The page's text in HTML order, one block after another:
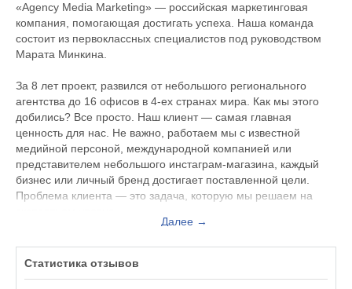
«Agency Media Marketing» — российская маркетинговая
компания, помогающая достигать успеха. Наша команда
состоит из первоклассных специалистов под руководством
Марата Минкина.
За 8 лет проект, развился от небольшого регионального
агентства до 16 офисов в 4-ех странах мира. Как мы этого
добились? Все просто. Наш клиент — самая главная
ценность для нас. Не важно, работаем мы с известной
медийной персоной, международной компанией или
представителем небольшого инстаграм-магазина, каждый
бизнес или личный бренд достигает поставленной цели.
Проблема клиента — это задача, которую мы решаем на
Далее →
Статистика отзывов